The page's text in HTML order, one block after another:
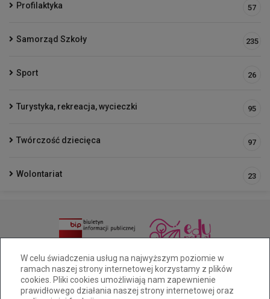
W celu świadczenia usług na najwyższym poziomie w
ramach naszej strony internetowej korzystamy z plików
cookies. Pliki cookies umożliwiają nam zapewnienie
prawidłowego działania naszej strony internetowej oraz
Profilaktyka 57
Samorząd Szkoły 235
Sport 26
Turystyka, rekreacja, wycieczki 95
Twórczość dziecięca 97
Wolontariat 23
(33 )81 6-49-65/515-228-461
sp25@cuw.bielsko-biala.pl
Pocztowa 28a Bielsko-Biała
Deklaracja dostępności